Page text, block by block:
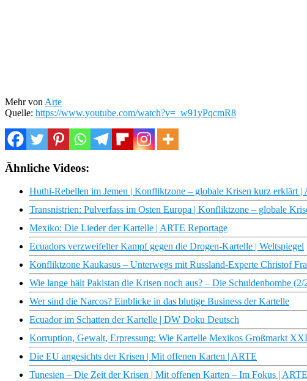
Mehr von Arte
Quelle: https://www.youtube.com/watch?v=_w91yPqcmR8
Ähnliche Videos:
Huthi-Rebellen im Jemen | Konfliktzone – globale Krisen kurz erklärt |
Transnistrien: Pulverfass im Osten Europa | Konfliktzone – globale
Mexiko: Die Lieder der Kartelle | ARTE Reportage
Ecuadors verzweifelter Kampf gegen die Drogen-Kartelle | Weltspiegel
Konfliktzone Kaukasus – Unterwegs mit Russland-Experte Christof
Wie lange hält Pakistan die Krisen noch aus? – Die Schuldenbombe
Wer sind die Narcos? Einblicke in das blutige Business der Kartelle
Ecuador im Schatten der Kartelle | DW Doku Deutsch
Korruption, Gewalt, Erpressung: Wie Kartelle Mexikos Großmarkt
Die EU angesichts der Krisen | Mit offenen Karten | ARTE
Tunesien – Die Zeit der Krisen | Mit offenen Karten – Im Fokus | ARTE